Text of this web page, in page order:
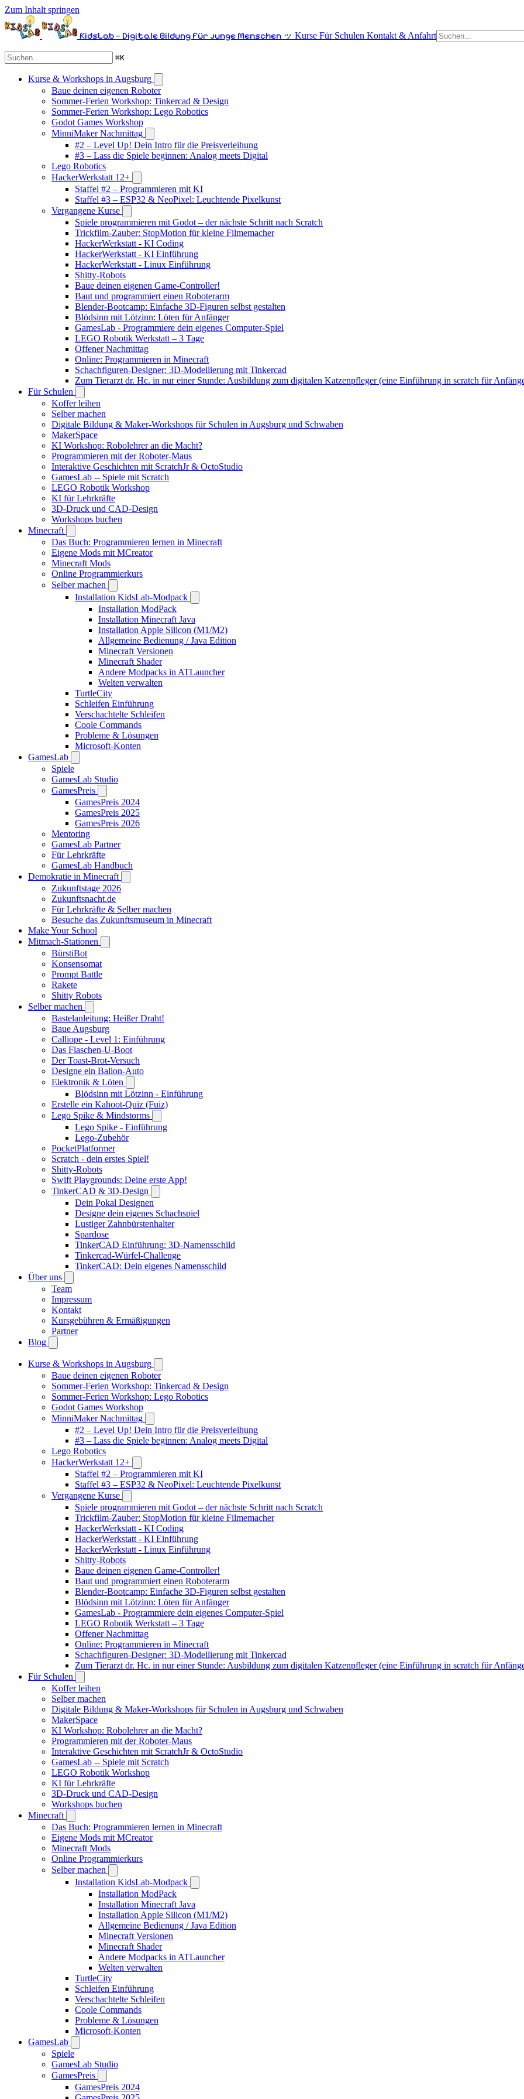
Zum Inhalt springen
KidsLab – Digitale Bildung für junge Menschen ッ Kurse Für Schulen Kontakt & Anfahrt
⌘K
Kurse & Workshops in Augsburg
Baue deinen eigenen Roboter
Sommer-Ferien Workshop: Tinkercad & Design
Sommer-Ferien Workshop: Lego Robotics
Godot Games Workshop
MinniMaker Nachmittag
#2 – Level Up! Dein Intro für die Preisverleihung
#3 – Lass die Spiele beginnen: Analog meets Digital
Lego Robotics
HackerWerkstatt 12+
Staffel #2 – Programmieren mit KI
Staffel #3 – ESP32 & NeoPixel: Leuchtende Pixelkunst
Vergangene Kurse
Spiele programmieren mit Godot – der nächste Schritt nach Scratch
Trickfilm-Zauber: StopMotion für kleine Filmemacher
HackerWerkstatt - KI Coding
HackerWerkstatt - KI Einführung
HackerWerkstatt - Linux Einführung
Shitty-Robots
Baue deinen eigenen Game-Controller!
Baut und programmiert einen Roboterarm
Blender-Bootcamp: Einfache 3D-Figuren selbst gestalten
Blödsinn mit Lötzinn: Löten für Anfänger
GamesLab - Programmiere dein eigenes Computer-Spiel
LEGO Robotik Werkstatt – 3 Tage
Offener Nachmittag
Online: Programmieren in Minecraft
Schachfiguren-Designer: 3D-Modellierung mit Tinkercad
Zum Tierarzt dr. Hc. in nur einer Stunde: Ausbildung zum digitalen Katzenpfleger (eine Einführung in scratch für
Für Schulen
Koffer leihen
Selber machen
Digitale Bildung & Maker-Workshops für Schulen in Augsburg und Schwaben
MakerSpace
KI Workshop: Robolehrer an die Macht?
Programmieren mit der Roboter-Maus
Interaktive Geschichten mit ScratchJr & OctoStudio
GamesLab -- Spiele mit Scratch
LEGO Robotik Workshop
KI für Lehrkräfte
3D-Druck und CAD-Design
Workshops buchen
Minecraft
Das Buch: Programmieren lernen in Minecraft
Eigene Mods mit MCreator
Minecraft Mods
Online Programmierkurs
Selber machen
Installation KidsLab-Modpack
Installation ModPack
Installation Minecraft Java
Installation Apple Silicon (M1/M2)
Allgemeine Bedienung / Java Edition
Minecraft Versionen
Minecraft Shader
Andere Modpacks in ATLauncher
Welten verwalten
TurtleCity
Schleifen Einführung
Verschachtelte Schleifen
Coole Commands
Probleme & Lösungen
Microsoft-Konten
GamesLab
Spiele
GamesLab Studio
GamesPreis
GamesPreis 2024
GamesPreis 2025
GamesPreis 2026
Mentoring
GamesLab Partner
Für Lehrkräfte
GamesLab Handbuch
Demokratie in Minecraft
Zukunftstage 2026
Zukunftsnacht.de
Für Lehrkräfte & Selber machen
Besuche das Zukunftsmuseum in Minecraft
Make Your School
Mitmach-Stationen
BürstiBot
Konsensomat
Prompt Battle
Rakete
Shitty Robots
Selber machen
Bastelanleitung: Heißer Draht!
Baue Augsburg
Calliope - Level 1: Einführung
Das Flaschen-U-Boot
Der Toast-Brot-Versuch
Designe ein Ballon-Auto
Elektronik & Löten
Blödsinn mit Lötzinn - Einführung
Erstelle ein Kahoot-Quiz (Fuiz)
Lego Spike & Mindstorms
Lego Spike - Einführung
Lego-Zubehör
PocketPlatformer
Scratch - dein erstes Spiel!
Shitty-Robots
Swift Playgrounds: Deine erste App!
TinkerCAD & 3D-Design
Dein Pokal Designen
Designe dein eigenes Schachspiel
Lustiger Zahnbürstenhalter
Spardose
TinkerCAD Einführung: 3D-Namensschild
Tinkercad-Würfel-Challenge
TinkerCAD: Dein eigenes Namensschild
Über uns
Team
Impressum
Kontakt
Kursgebühren & Ermäßigungen
Partner
Blog
Kurse & Workshops in Augsburg
Baue deinen eigenen Roboter
Sommer-Ferien Workshop: Tinkercad & Design
Sommer-Ferien Workshop: Lego Robotics
Godot Games Workshop
MinniMaker Nachmittag
#2 – Level Up! Dein Intro für die Preisverleihung
#3 – Lass die Spiele beginnen: Analog meets Digital
Lego Robotics
HackerWerkstatt 12+
Staffel #2 – Programmieren mit KI
Staffel #3 – ESP32 & NeoPixel: Leuchtende Pixelkunst
Vergangene Kurse
Spiele programmieren mit Godot – der nächste Schritt nach Scratch
Trickfilm-Zauber: StopMotion für kleine Filmemacher
HackerWerkstatt - KI Coding
HackerWerkstatt - KI Einführung
HackerWerkstatt - Linux Einführung
Shitty-Robots
Baue deinen eigenen Game-Controller!
Baut und programmiert einen Roboterarm
Blender-Bootcamp: Einfache 3D-Figuren selbst gestalten
Blödsinn mit Lötzinn: Löten für Anfänger
GamesLab - Programmiere dein eigenes Computer-Spiel
LEGO Robotik Werkstatt – 3 Tage
Offener Nachmittag
Online: Programmieren in Minecraft
Schachfiguren-Designer: 3D-Modellierung mit Tinkercad
Zum Tierarzt dr. Hc. in nur einer Stunde: Ausbildung zum digitalen Katzenpfleger (eine Einführung in scratch für
Für Schulen
Koffer leihen
Selber machen
Digitale Bildung & Maker-Workshops für Schulen in Augsburg und Schwaben
MakerSpace
KI Workshop: Robolehrer an die Macht?
Programmieren mit der Roboter-Maus
Interaktive Geschichten mit ScratchJr & OctoStudio
GamesLab -- Spiele mit Scratch
LEGO Robotik Workshop
KI für Lehrkräfte
3D-Druck und CAD-Design
Workshops buchen
Minecraft
Das Buch: Programmieren lernen in Minecraft
Eigene Mods mit MCreator
Minecraft Mods
Online Programmierkurs
Selber machen
Installation KidsLab-Modpack
Installation ModPack
Installation Minecraft Java
Installation Apple Silicon (M1/M2)
Allgemeine Bedienung / Java Edition
Minecraft Versionen
Minecraft Shader
Andere Modpacks in ATLauncher
Welten verwalten
TurtleCity
Schleifen Einführung
Verschachtelte Schleifen
Coole Commands
Probleme & Lösungen
Microsoft-Konten
GamesLab
Spiele
GamesLab Studio
GamesPreis
GamesPreis 2024